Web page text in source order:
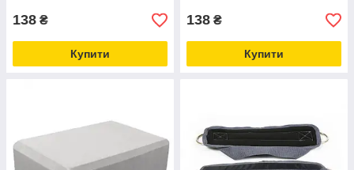
138 ₴
Купити
138 ₴
Купити